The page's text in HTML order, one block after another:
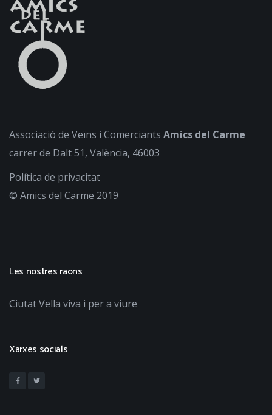
Associació de Veïns i Comerciants Amics del Carme
carrer de Dalt 51, València, 46003
Política de privacitat
© Amics del Carme 2019
Les nostres raons
Ciutat Vella viva i per a viure
Xarxes socials